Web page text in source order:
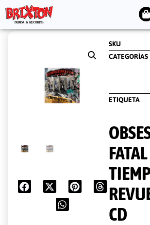
SKU
CATEGORÍAS
ETIQUETA
CD